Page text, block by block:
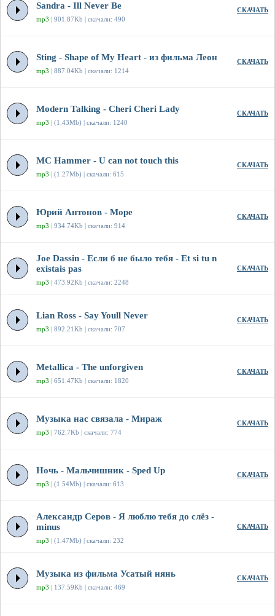
Sandra - Ill Never Be
mp3 | 901.87Kb | скачали: 490
СКАЧАТЬ
Sting - Shape of My Heart - из фильма Леон
mp3 | 887.04Kb | скачали: 1214
СКАЧАТЬ
Modern Talking - Cheri Cheri Lady
mp3 | (1.43Mb) | скачали: 1240
СКАЧАТЬ
MC Hammer - U can not touch this
mp3 | (1.27Mb) | скачали: 615
СКАЧАТЬ
Юрий Антонов - Море
mp3 | 934.74Kb | скачали: 914
СКАЧАТЬ
Joe Dassin - Если б не было тебя - Et si tu n
existais pas
mp3 | 473.92Kb | скачали: 2248
СКАЧАТЬ
Lian Ross - Say Youll Never
mp3 | 892.21Kb | скачали: 707
СКАЧАТЬ
Metallica - The unforgiven
mp3 | 651.47Kb | скачали: 1820
СКАЧАТЬ
Музыка нас связала - Мираж
mp3 | 762.7Kb | скачали: 774
СКАЧАТЬ
Ночь - Мальчишник - Sped Up
mp3 | (1.54Mb) | скачали: 613
СКАЧАТЬ
Александр Серов - Я люблю тебя до слёз -
minus
mp3 | (1.47Mb) | скачали: 232
СКАЧАТЬ
Музыка из фильма Усатый нянь
mp3 | 137.59Kb | скачали: 469
СКАЧАТЬ